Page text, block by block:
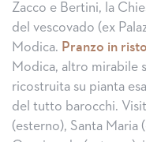
Zacco e Bertini, la
del vescovado (ex
Modica. Pranzo in
Modica, altro mirabile
ricostruita su pianta
del tutto barocchi.
(esterno), Santa Maria